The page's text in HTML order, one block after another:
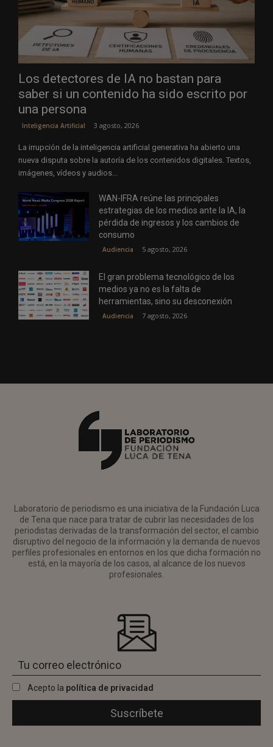
Los detectores de IA no bastan para
saber si un contenido ha sido escrito por
una persona
Inteligencia Artificial 3 agosto, 2026
La irrupción de la inteligencia artificial generativa ha abierto una
nueva disputa sobre la autoría de los contenidos digitales. Textos,
imágenes, vídeos y audios...
WAN-IFRA reúne las principales
estrategias de los medios ante la IA, la
pérdida de ingresos y los cambios de
consumo
Audiencia 5 agosto, 2026
El gran problema tecnológico de los
medios ya no es la falta de
herramientas, sino su desconexión
Audiencia 7 agosto, 2026
Laboratorio de periodismo es una iniciativa de la Fundación Luca
de Tena que nace para tratar de cubrir las necesidades de los
periodistas derivadas de la transformación del sector, el cambio
disruptivo del negocio de la información y la demanda de nuevos
perfiles profesionales en entornos en los que dicha formación no
está, en la mayoría de los casos, al alcance de los nuevos
profesionales.
Acepto la política de privacidad